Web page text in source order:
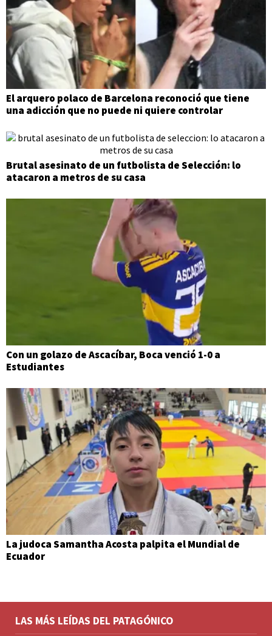
El arquero polaco de Barcelona reconoció que tiene
una adicción que no puede ni quiere controlar
Brutal asesinato de un futbolista de Selección: lo
atacaron a metros de su casa
Con un golazo de Ascacíbar, Boca venció 1-0 a
Estudiantes
La judoca Samantha Acosta palpita el Mundial de
Ecuador
LAS MÁS LEÍDAS DEL PATAGÓNICO